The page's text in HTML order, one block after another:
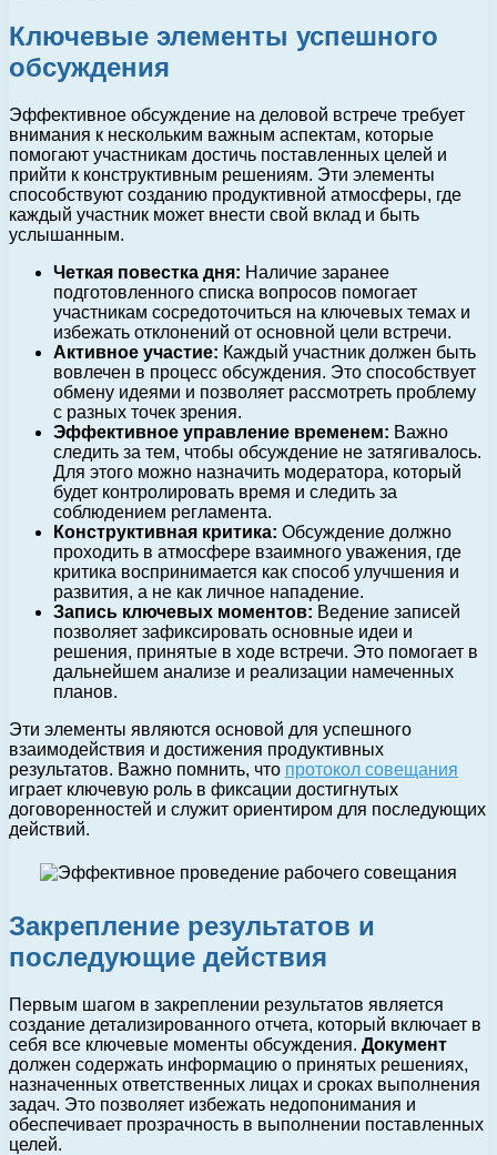
Ключевые элементы успешного
обсуждения
Эффективное обсуждение на деловой встрече требует
внимания к нескольким важным аспектам, которые
помогают участникам достичь поставленных целей и
прийти к конструктивным решениям. Эти элементы
способствуют созданию продуктивной атмосферы, где
каждый участник может внести свой вклад и быть
услышанным.
Четкая повестка дня: Наличие заранее
подготовленного списка вопросов помогает
участникам сосредоточиться на ключевых темах и
избежать отклонений от основной цели встречи.
Активное участие: Каждый участник должен быть
вовлечен в процесс обсуждения. Это способствует
обмену идеями и позволяет рассмотреть проблему
с разных точек зрения.
Эффективное управление временем: Важно
следить за тем, чтобы обсуждение не затягивалось.
Для этого можно назначить модератора, который
будет контролировать время и следить за
соблюдением регламента.
Конструктивная критика: Обсуждение должно
проходить в атмосфере взаимного уважения, где
критика воспринимается как способ улучшения и
развития, а не как личное нападение.
Запись ключевых моментов: Ведение записей
позволяет зафиксировать основные идеи и
решения, принятые в ходе встречи. Это помогает в
дальнейшем анализе и реализации намеченных
планов.
Эти элементы являются основой для успешного
взаимодействия и достижения продуктивных
результатов. Важно помнить, что протокол совещания
играет ключевую роль в фиксации достигнутых
договоренностей и служит ориентиром для последующих
действий.
Закрепление результатов и
последующие действия
Первым шагом в закреплении результатов является
создание детализированного отчета, который включает в
себя все ключевые моменты обсуждения. Документ
должен содержать информацию о принятых решениях,
назначенных ответственных лицах и сроках выполнения
задач. Это позволяет избежать недопонимания и
обеспечивает прозрачность в выполнении поставленных
целей.